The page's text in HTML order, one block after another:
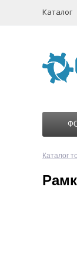
Каталог
Каталог